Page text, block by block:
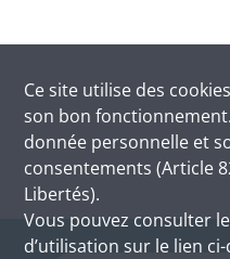
Ce site utilise des cookies
son bon
donnée personnelle et
consentements (Article
Libertés).
Vous pouvez consulter
d’utilisation sur le lien